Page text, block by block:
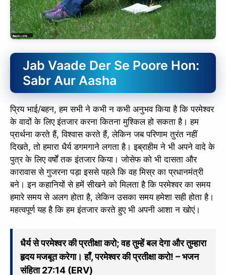
Jab Vaade Der Se Poore Hon:
Sabr Aur Aasha
प्रिय भाई/बहन, हम सभी ने कभी न कभी अनुभव किया है कि परमेश्वर
के वादों के लिए इंतजार करना कितना मुश्किल हो सकता है। हम
प्रार्थना करते हैं, विश्वास करते हैं, लेकिन जब परिणाम तुरंत नहीं
दिखते, तो हमारा धैर्य डगमगाने लगता है। इब्राहीम ने भी अपने वादे के
पुत्र के लिए वर्षों तक इंतजार किया। जोसेफ को भी दासता और
कारावास से गुजरना पड़ा इससे पहले कि वह मिस्र का प्रधानमंत्री
बने। इन कहानियों से हमें सीखने को मिलता है कि परमेश्वर का समय
हमारे समय से अलग होता है, लेकिन उसका समय हमेशा सही होता है।
महत्वपूर्ण यह है कि हम इंतजार करते हुए भी अपनी आशा न खोएं।
धैर्य से परमेश्वर की प्रतीक्षा करो; वह तुम्हें बल देगा और तुम्हारा
हृदय मजबूत करेगा। हाँ, परमेश्वर की प्रतीक्षा करो! – भजन
संहिता 27:14 (ERV)
slice - A new bank, for new India
आज ही Slice App डाउनलोड करें और Slice क्रेडिट कार्ड के ज़रिए अपना पहला
UPI पेमेंट करें। पेमेंट करते ही आपको तुरंत ₹500 का कैशबैक मिलेगा!
Install Now